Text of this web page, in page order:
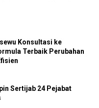
Konsultasi ke
Terbaik Perubahan
Sertijab 24 Pejabat